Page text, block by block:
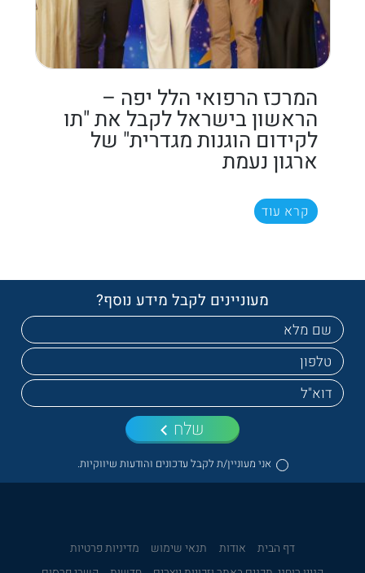
המרכז הרפואי הלל יפה –
הראשון בישראל לקבל את "תו
לקידום הוגנות מגדרית" של
ארגון נעמת
קרא עוד
מעוניינים לקבל מידע נוסף?
אני מעוניין/ת לקבל עדכונים והודעות שיווקיות.
שלח
דף הבית אודות תנאי שימוש
מדיניות פרטיות